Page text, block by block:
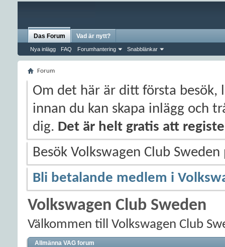
Das Forum
Nya inlägg FAQ Forumhantering Snabblänkar
Vad är nytt?
Forum
Om det här är ditt första besök,
innan du kan skapa inlägg och
dig. Det är helt gratis att
Besök Volkswagen Club
Bli betalande medlem i
Volkswagen Club Sweden
Välkommen till Volkswagen Club
Allmänna VAG forum